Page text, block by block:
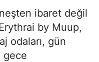
ibaret değil
by Muup,
odaları, gün
gece